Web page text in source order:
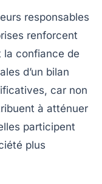
responsables
renforcent
la confiance de
d’un bilan
car non
à atténuer
participent
plus